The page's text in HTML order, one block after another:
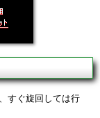
すぐ旋回しては行